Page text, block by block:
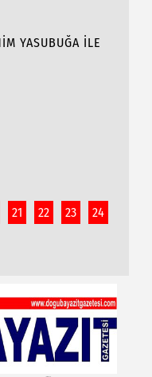
YASUBUĞA İLE
21 22 23 24